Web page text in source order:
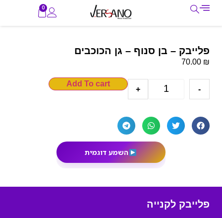
0
פלייבק – בן סנוף – גן הכוכבים
70.00 ₪
-
+
Add To cart
השמע דוגמית
פלייבק לקנייה